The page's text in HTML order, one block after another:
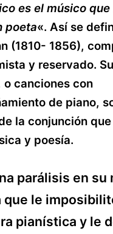
es el músico
poeta«. Así se
(1810- 1856),
y reservado.
o canciones con
de piano,
la conjunción
y poesía.
parálisis en su
que le
pianística y le